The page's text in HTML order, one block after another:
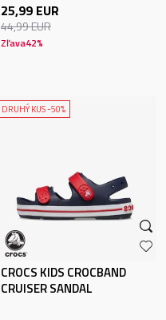
25,99 EUR
44,99EUR
Zľava42%
DRUHÝ KUS -50%
CROCS KIDS CROCBAND
CRUISER SANDAL